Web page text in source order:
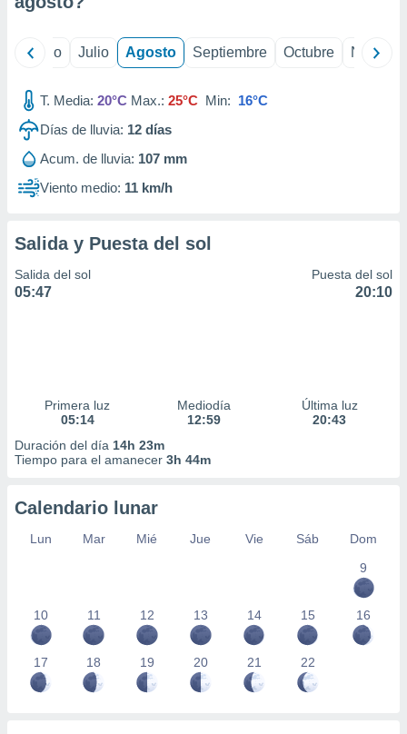
mediante
publicidad
publicidad
1199
Junio Julio Agosto Septiembre Octubre
T. Media: 20°C Max.: 25°C Min: 16°C
Días de lluvia: 12 días
Acum. de lluvia: 107 mm
Viento medio: 11 km/h
Salida y Puesta del sol
Salida del sol
05:47
Puesta del sol
20:10
Primera luz
05:14
Mediodía
12:59
Última luz
20:43
Duración del día 14h 23m
Tiempo para el amanecer 3h 44m
Calendario lunar
Lun Mar Mié Jue Vie Sáb
Dom
9
10 11 12 13 14 15 16
17 18 19 20 21 22